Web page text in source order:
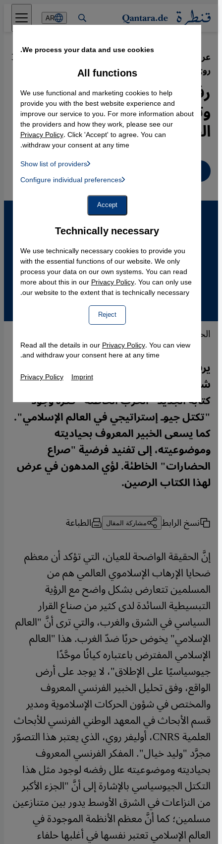
Direkt zum Inhalt springen
AR
عرض لكتاب الباحث الفرنسي أوليفر
روي "الحرب الخاطئة":
·
31.01.2010
رفض للقراءات التبسيطية
وتفنيد لفرضية صراع
الحضارات
الحرب على الإرهاب في العراق الصورة: د.ب.ا
يرفض الباحث السياسي الفرنسي والخبير في
شؤون الحركات الإسلامية، أوليفر روي، في
كتابه الجديد "الحرب الخاطئة" فكرة وجود
"تكتل جيوـ إستراتيجي في العالم الإسلامي".
كما يسعى الخبير المعروف بحياديته
وموضوعيته، إلى تفنيد فرضية "صراع
الحضارات" الخاطئة. لؤي المدهون في عرض
لهذا الكتاب الرصين.
نسخ الرابط مشاركة المقال الطباعة
إنَّ الحقيقة الواضحة للعيان، التي تؤكد أن معظم
ضحايا الإرهاب الإسلاموي العالمي هم من
المسلمين تتعارض بشكل واضح مع الرؤية
التبسيطية السائدة لدى كثير من صناع القرار
السياسي في الشرق والغرب، والتي ترى أنَّ "العالم
الإسلامي" يخوض حربًا ضدّ الغرب. هذا "العالم
الإسلامي المفترض باعتباره كيانًا موحَّدًا
جيوسياسيًا على الإطلاق"، لا يوجد على أرض
الواقع، وفق تحليل الخبير الفرنسي المعروف
والمختص في شؤون الحركات الإسلاموية ومدير
قسم الأبحاث في المعهد الوطني الفرنسي للأبحاث
العلمية CNRS، أوليفر روي، الذي يعتبر هذا التصوّر
مجرَّد "وليد خيال". المفكر الفرنسي المعروف
بحياديته وموضوعيته علل رفضه لوجود مثل هذا
التكتل الجيوسياسي بالإشارة إلى أنَّ "الجزء الأكبر
من النزاعات في الشرق الأوسط يدور بين متنازعين
مسلمين؛ كما أنَّ معظم الأنظمة الموجودة في
العالم الإسلامي تعتبر نفسها في أغلبها حلفاء
We process your data and use cookies.
Technically necessary
We use technically necessary cookies to provide you
with the essential functions of our website. We only
process your data on our own systems. You can read
more about this in ourPrivacy Policy. You can only use
our website to the extent that is technically necessary.
Reject
All functions
We use functional and marketing cookies to help
provide you with the best website experience and
improve our service to you. For more information about
the providers and how they work, please see our
Privacy Policy. Click 'Accept' to agree. You can
withdraw your consent at any time.
Show list of providers
Instagram Embed, Twitter Embed, Youtube Embed
Facebook Embed / Facebook Connect
Google Maps Embed
Configure individual preferences
Accept
Read all the details in ourPrivacy Policy. You can view
and withdraw your consent here at any time.
Privacy Policy Imprint